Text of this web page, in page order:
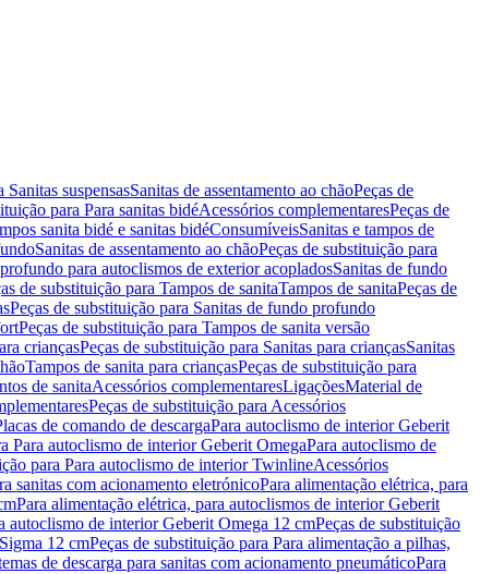
Sanitas suspensasSanitas de assentamento ao chãoPeças de
para Para sanitas bidéAcessórios complementaresPeças de
sanita bidé e sanitas bidéConsumíveisSanitas e tampos de
Sanitas de assentamento ao chãoPeças de substituição para
para autoclismos de exterior acopladosSanitas de fundo
de substituição para Tampos de sanitaTampos de sanitaPeças de
Peças de substituição para Sanitas de fundo profundo
Peças de substituição para Tampos de sanita versão
criançasPeças de substituição para Sanitas para criançasSanitas
Tampos de sanita para criançasPeças de substituição para
de sanitaAcessórios complementaresLigaçõesMaterial de
Peças de substituição para Acessórios
de comando de descargaPara autoclismo de interior Geberit
Para autoclismo de interior Geberit OmegaPara autoclismo de
para Para autoclismo de interior TwinlineAcessórios
sanitas com acionamento eletrónicoPara alimentação elétrica, para
Para alimentação elétrica, para autoclismos de interior Geberit
autoclismo de interior Geberit Omega 12 cmPeças de substituição
12 cmPeças de substituição para Para alimentação a pilhas,
de descarga para sanitas com acionamento pneumáticoPara